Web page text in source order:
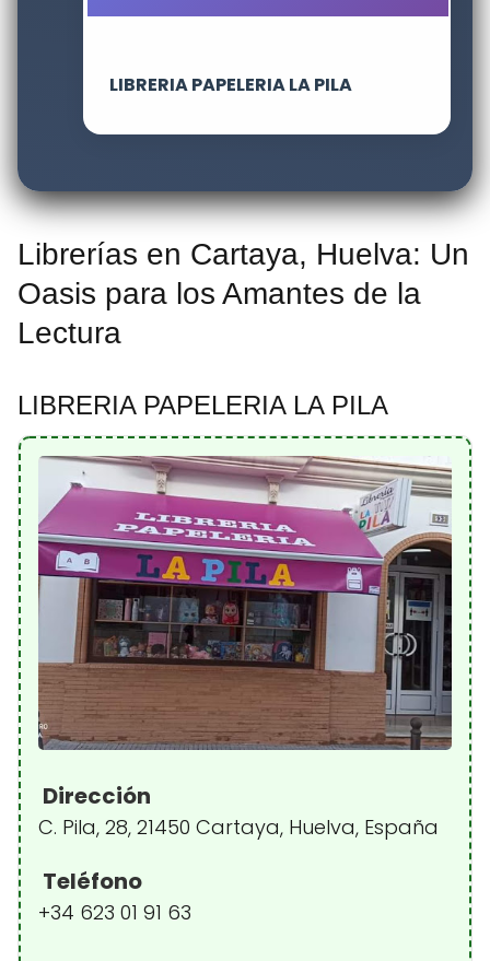
LIBRERIA PAPELERIA LA PILA
Librerías en Cartaya, Huelva: Un
Oasis para los Amantes de la
Lectura
LIBRERIA PAPELERIA LA PILA
Dirección
C. Pila, 28, 21450 Cartaya, Huelva, España
Teléfono
+34 623 01 91 63